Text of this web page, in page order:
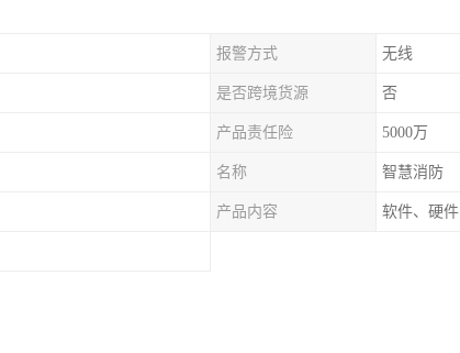
报警方式 无线
是否跨境货源 否
产品责任险 5000万
名称 智慧消防
产品内容 软件、硬件